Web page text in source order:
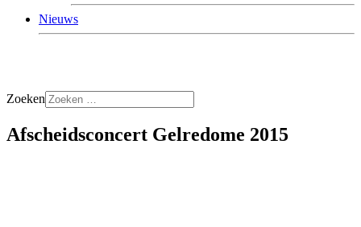
Nieuws
Zoeken
Afscheidsconcert Gelredome 2015